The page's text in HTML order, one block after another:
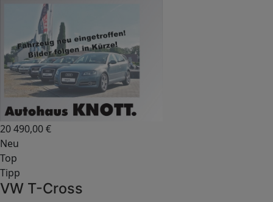
20 490,00€
Neu
Top
Tipp
VW T-Cross